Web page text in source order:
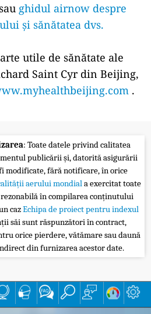
ghidul airnow despre
și sănătatea dvs.
utile de sănătate ale
Saint Cyr din Beijing,
.
: Toate datele privind calitatea
publicării și, datorită asigurării
modificate, fără notificare, în orice
aerului mondiala exercitat toate
în compilarea conținutului
cazEchipa de proiect pentru indexul
săi sunt răspunzători în contract,
orice pierdere, vătămare sau daună
din furnizarea acestor date.